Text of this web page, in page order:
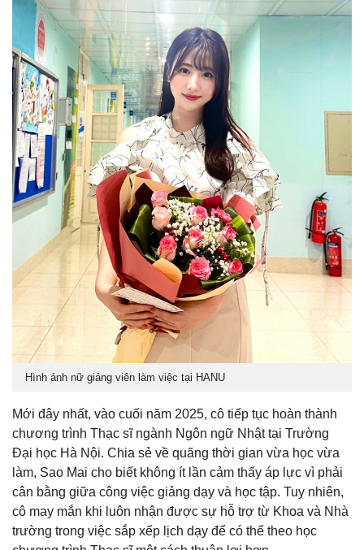
Hình ảnh nữ giảng viên làm việc tại HANU
Mới đây nhất, vào cuối năm 2025, cô tiếp tục hoàn thành
chương trình Thạc sĩ ngành Ngôn ngữ Nhật tại Trường
Đại học Hà Nội. Chia sẻ về quãng thời gian vừa học vừa
làm, Sao Mai cho biết không ít lần cảm thấy áp lực vì phải
cân bằng giữa công việc giảng dạy và học tập. Tuy nhiên,
cô may mắn khi luôn nhận được sự hỗ trợ từ Khoa và Nhà
trường trong việc sắp xếp lịch dạy để có thể theo học